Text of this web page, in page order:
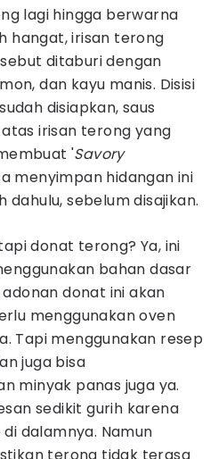
lagi hingga berwarna
hangat, irisan terong
ditaburi dengan
dan kayu manis. Disisi
disiapkan, saus
irisan terong yang
'Savory
menyimpan hidangan ini
sebelum disajikan.
donat terong? Ya, ini
bahan dasar
donat ini akan
menggunakan oven
Tapi menggunakan resep
juga bisa
minyak panas juga ya.
sedikit gurih karena
dalamnya. Namun